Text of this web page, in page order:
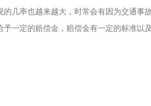
几率也越来越大，时常会有因为交通事
一定的赔偿金，赔偿金有一定的标准以